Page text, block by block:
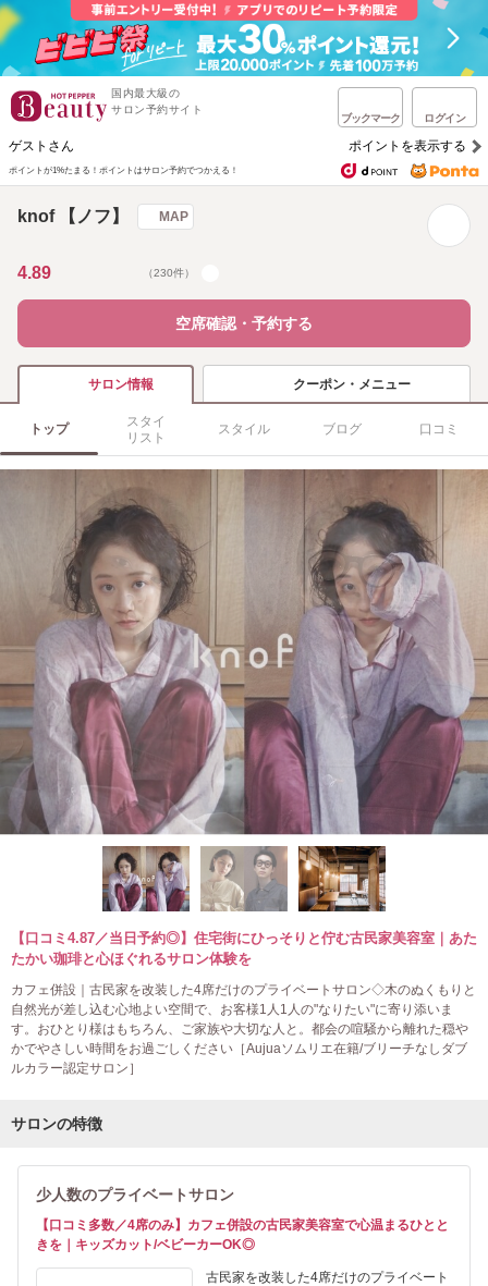
国内最大級の
サロン予約サイト
ブックマーク ログイン
ゲストさん ポイントを表示する
ポイントが1%たまる！ ポイントはサロン予約でつかえる！
knof 【ノフ】 MAP
4.89 （230件）
空席確認・予約する
サロン情報 クーポン・メニュー
トップ
スタイ
リスト
スタイル ブログ 口コミ
【口コミ4.87／当日予約◎】住宅街にひっそりと佇む古民家美容室｜あた
たかい珈琲と心ほぐれるサロン体験を
カフェ併設｜古民家を改装した4席だけのプライベートサロン◇木のぬくもりと
自然光が差し込む心地よい空間で、お客様1人1人の"なりたい"に寄り添いま
す。おひとり様はもちろん、ご家族や大切な人と。都会の喧騒から離れた穏や
かでやさしい時間をお過ごしください［Aujuaソムリエ在籍/ブリーチなしダブ
ルカラー認定サロン］
サロンの特徴
少人数のプライベートサロン
【口コミ多数／4席のみ】カフェ併設の古民家美容室で心温まるひとと
きを｜キッズカット/ベビーカーOK◎
古民家を改装した4席だけのプライベート